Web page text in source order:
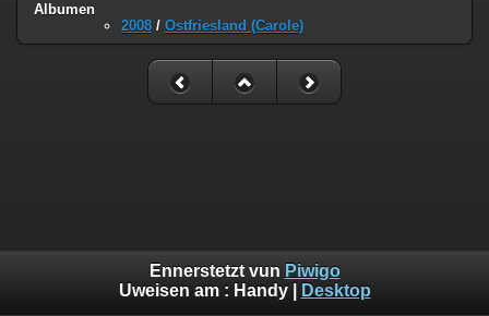
Albumen
2008 / Ostfriesland (Carole)
Ennerstetzt vun Piwigo
Uweisen am : Handy| Desktop